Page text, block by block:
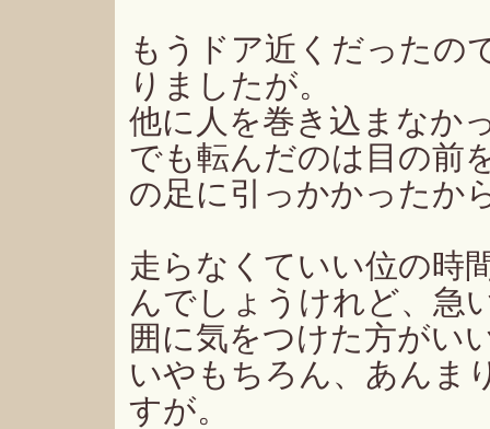
もうドア近くだったの
りましたが。
他に人を巻き込まなか
でも転んだのは目の前
の足に引っかかったか
走らなくていい位の時
んでしょうけれど、急
囲に気をつけた方がい
いやもちろん、あんま
すが。